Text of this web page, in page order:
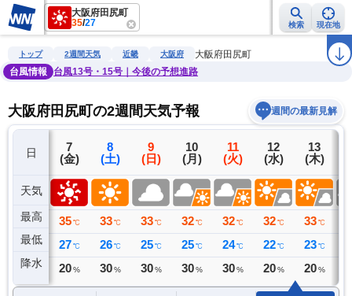
大阪府田尻町
35/27 検索 現在地
雨雲レーダー 台風情報 地震情報 警報・注意報 ラ
トップ 2週間天気 近畿 大阪府
大阪府田尻町
台風情報
台風13号・15号｜今後の予想進路
大阪府田尻町の2週間天気予報 週間の最新見解
日
天気
最高
最低
降水
6
(木)
34 ℃
27 ℃
0 ミリ
7
(金)
35 ℃
27 ℃
20 %
8
(土)
33 ℃
26 ℃
30 %
9
(日)
33 ℃
25 ℃
30 %
10
(月)
32 ℃
25 ℃
30 %
11
(火)
32 ℃
24 ℃
30 %
12
(水)
32 ℃
22 ℃
20 %
13
(木)
33 ℃
23 ℃
20 %